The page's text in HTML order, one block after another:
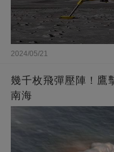
2024/05/21
幾千枚飛彈壓陣！鷹
南海